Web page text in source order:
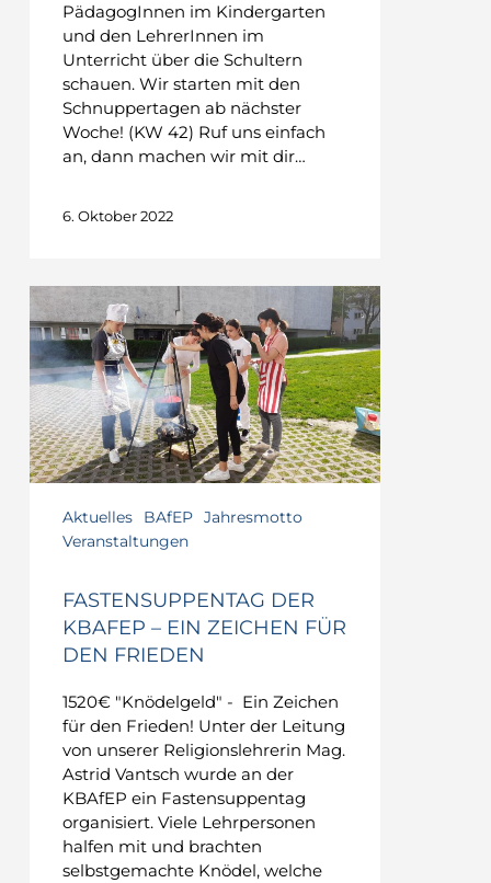
PädagogInnen im Kindergarten
und den LehrerInnen im
Unterricht über die Schultern
schauen. Wir starten mit den
Schnuppertagen ab nächster
Woche! (KW 42) Ruf uns einfach
an, dann machen wir mit dir…
6. Oktober 2022
Fastensuppentag
der
KBAfEP
–
Ein
Zeichen
für
den
Frieden
Aktuelles BAfEP Jahresmotto
Veranstaltungen
FASTENSUPPENTAG DER
KBAFEP – EIN ZEICHEN FÜR
DEN FRIEDEN
1520€ "Knödelgeld" - Ein Zeichen
für den Frieden! Unter der Leitung
von unserer Religionslehrerin Mag.
Astrid Vantsch wurde an der
KBAfEP ein Fastensuppentag
organisiert. Viele Lehrpersonen
halfen mit und brachten
selbstgemachte Knödel, welche